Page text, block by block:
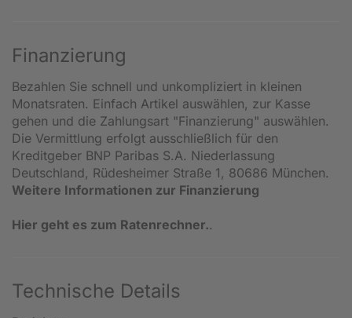
Finanzierung
Bezahlen Sie schnell und unkompliziert in kleinen
Monatsraten. Einfach Artikel auswählen, zur Kasse
gehen und die Zahlungsart "Finanzierung" auswählen.
Die Vermittlung erfolgt ausschließlich für den
Kreditgeber BNP Paribas S.A. Niederlassung
Deutschland, Rüdesheimer Straße 1, 80686 München.
Weitere Informationen zur Finanzierung
Hier geht es zum Ratenrechner..
Technische Details